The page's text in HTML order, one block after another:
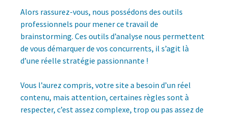
Alors rassurez-vous, nous possédons des outils
professionnels pour mener ce travail de
brainstorming. Ces outils d’analyse nous permettent
de vous démarquer de vos concurrents, il s’agit là
d’une réelle stratégie passionnante !
Vous l’aurez compris, votre site a besoin d’un réel
contenu, mais attention, certaines règles sont à
respecter, c’est assez complexe, trop ou pas assez de